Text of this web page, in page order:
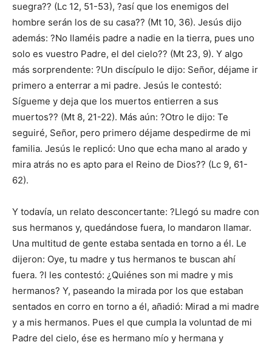
suegra?? (Lc 12, 51-53), ?así que los enemigos del
hombre serán los de su casa?? (Mt 10, 36). Jesús dijo
además: ?No llaméis padre a nadie en la tierra, pues uno
solo es vuestro Padre, el del cielo?? (Mt 23, 9). Y algo
más sorprendente: ?Un discípulo le dijo: Señor, déjame ir
primero a enterrar a mi padre. Jesús le contestó:
Sígueme y deja que los muertos entierren a sus
muertos?? (Mt 8, 21-22). Más aún: ?Otro le dijo: Te
seguiré, Señor, pero primero déjame despedirme de mi
familia. Jesús le replicó: Uno que echa mano al arado y
mira atrás no es apto para el Reino de Dios?? (Lc 9, 61-
62).
Y todavía, un relato desconcertante: ?Llegó su madre con
sus hermanos y, quedándose fuera, lo mandaron llamar.
Una multitud de gente estaba sentada en torno a él. Le
dijeron: Oye, tu madre y tus hermanos te buscan ahí
fuera. ?l les contestó: ¿Quiénes son mi madre y mis
hermanos? Y, paseando la mirada por los que estaban
sentados en corro en torno a él, añadió: Mirad a mi madre
y a mis hermanos. Pues el que cumpla la voluntad de mi
Padre del cielo, ése es hermano mío y hermana y